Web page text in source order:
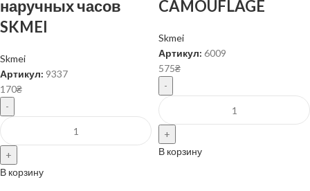
наручных часов
SKMEI
Skmei
Артикул: 9337
170₴
В корзину
CAMOUFLAGE
Skmei
Артикул: 6009
575₴
В корзину